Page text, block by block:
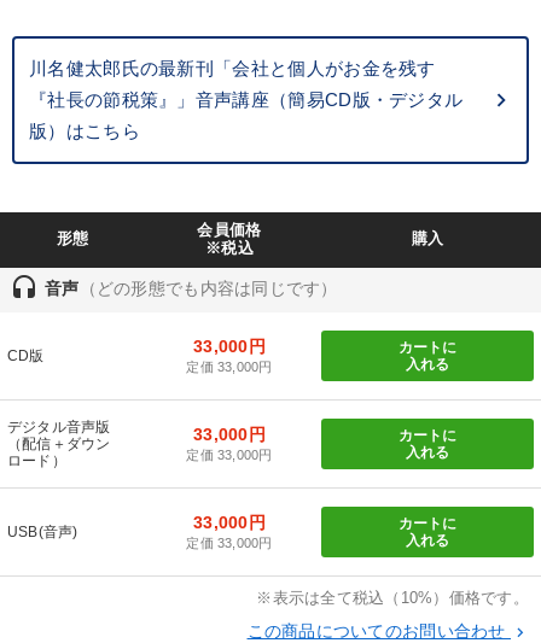
147回春季大会 組織と人を動かすマネジメント力を磨く
最新トレンドと時代の潮流を押さえる
評講話
「利上げ時代の最新・銀行対策」＋「不動産市況予測」＋「市場
予測と株式投資」最新刊
社員が自律的に動き出す組織づくり
経営戦略・経営実務 井上和弘の財務力UP
音声と動画で学ぶ 【6月】音声・映像
財務・数字力の向上 パフォーマンス向上
経営体系を学びたい
川名健太郎氏の最新刊「会社と個人がお金を残す
『社長の節税策』」音声講座（簡易CD版・デジタル
版）はこちら
形態
会員価格
※税込
購入
headset 音声 （どの形態でも内容は同じです）
CD版 33,000円
定価 33,000円
カートに
入れる
デジタル音声版
（配信＋ダウン
ロード）
33,000円
定価 33,000円
カートに
入れる
USB(音声) 33,000円
定価 33,000円
カートに
入れる
※表示は全て税込（10%）価格です。
この商品についてのお問い合わせ keyboard_arrow_right